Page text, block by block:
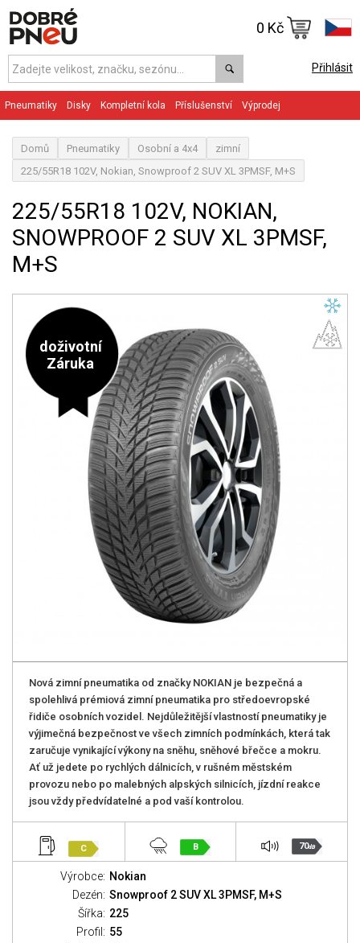
Přihlásit
0 Kč
Pneumatiky Disky Kompletní kola Příslušenství Výprodej
Domů Pneumatiky Osobní a 4x4
zimní
225/55R18 102V, Nokian, Snowproof 2 SUV XL 3PMSF, M+S
225/55R18 102V, NOKIAN,
SNOWPROOF 2 SUV XL 3PMSF,
M+S
doživotní
Záruka
Nová zimní pneumatika od značky NOKIAN je bezpečná a
spolehlivá prémiová zimní pneumatika pro středoevropské
řidiče osobních vozidel. Nejdůležitější vlastností pneumatiky je
výjimečná bezpečnost ve všech zimních podmínkách, která tak
zaručuje vynikající výkony na sněhu, sněhové břečce a mokru.
Ať už jedete po rychlých dálnicích, v rušném městském
provozu nebo po malebných alpských silnicích, jízdní reakce
jsou vždy předvídatelné a pod vaší kontrolou.
C B 70dB
Výrobce: Nokian
Dezén: Snowproof 2 SUV XL 3PMSF, M+S
Šířka: 225
Profil: 55